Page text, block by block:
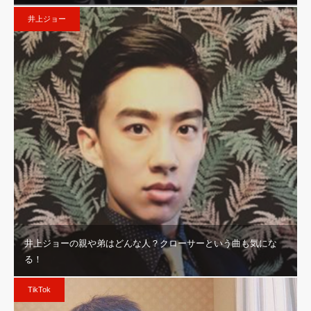
井上ジョー
井上ジョーの親や弟はどんな人？クローサーという曲も気にな
る！
TikTok